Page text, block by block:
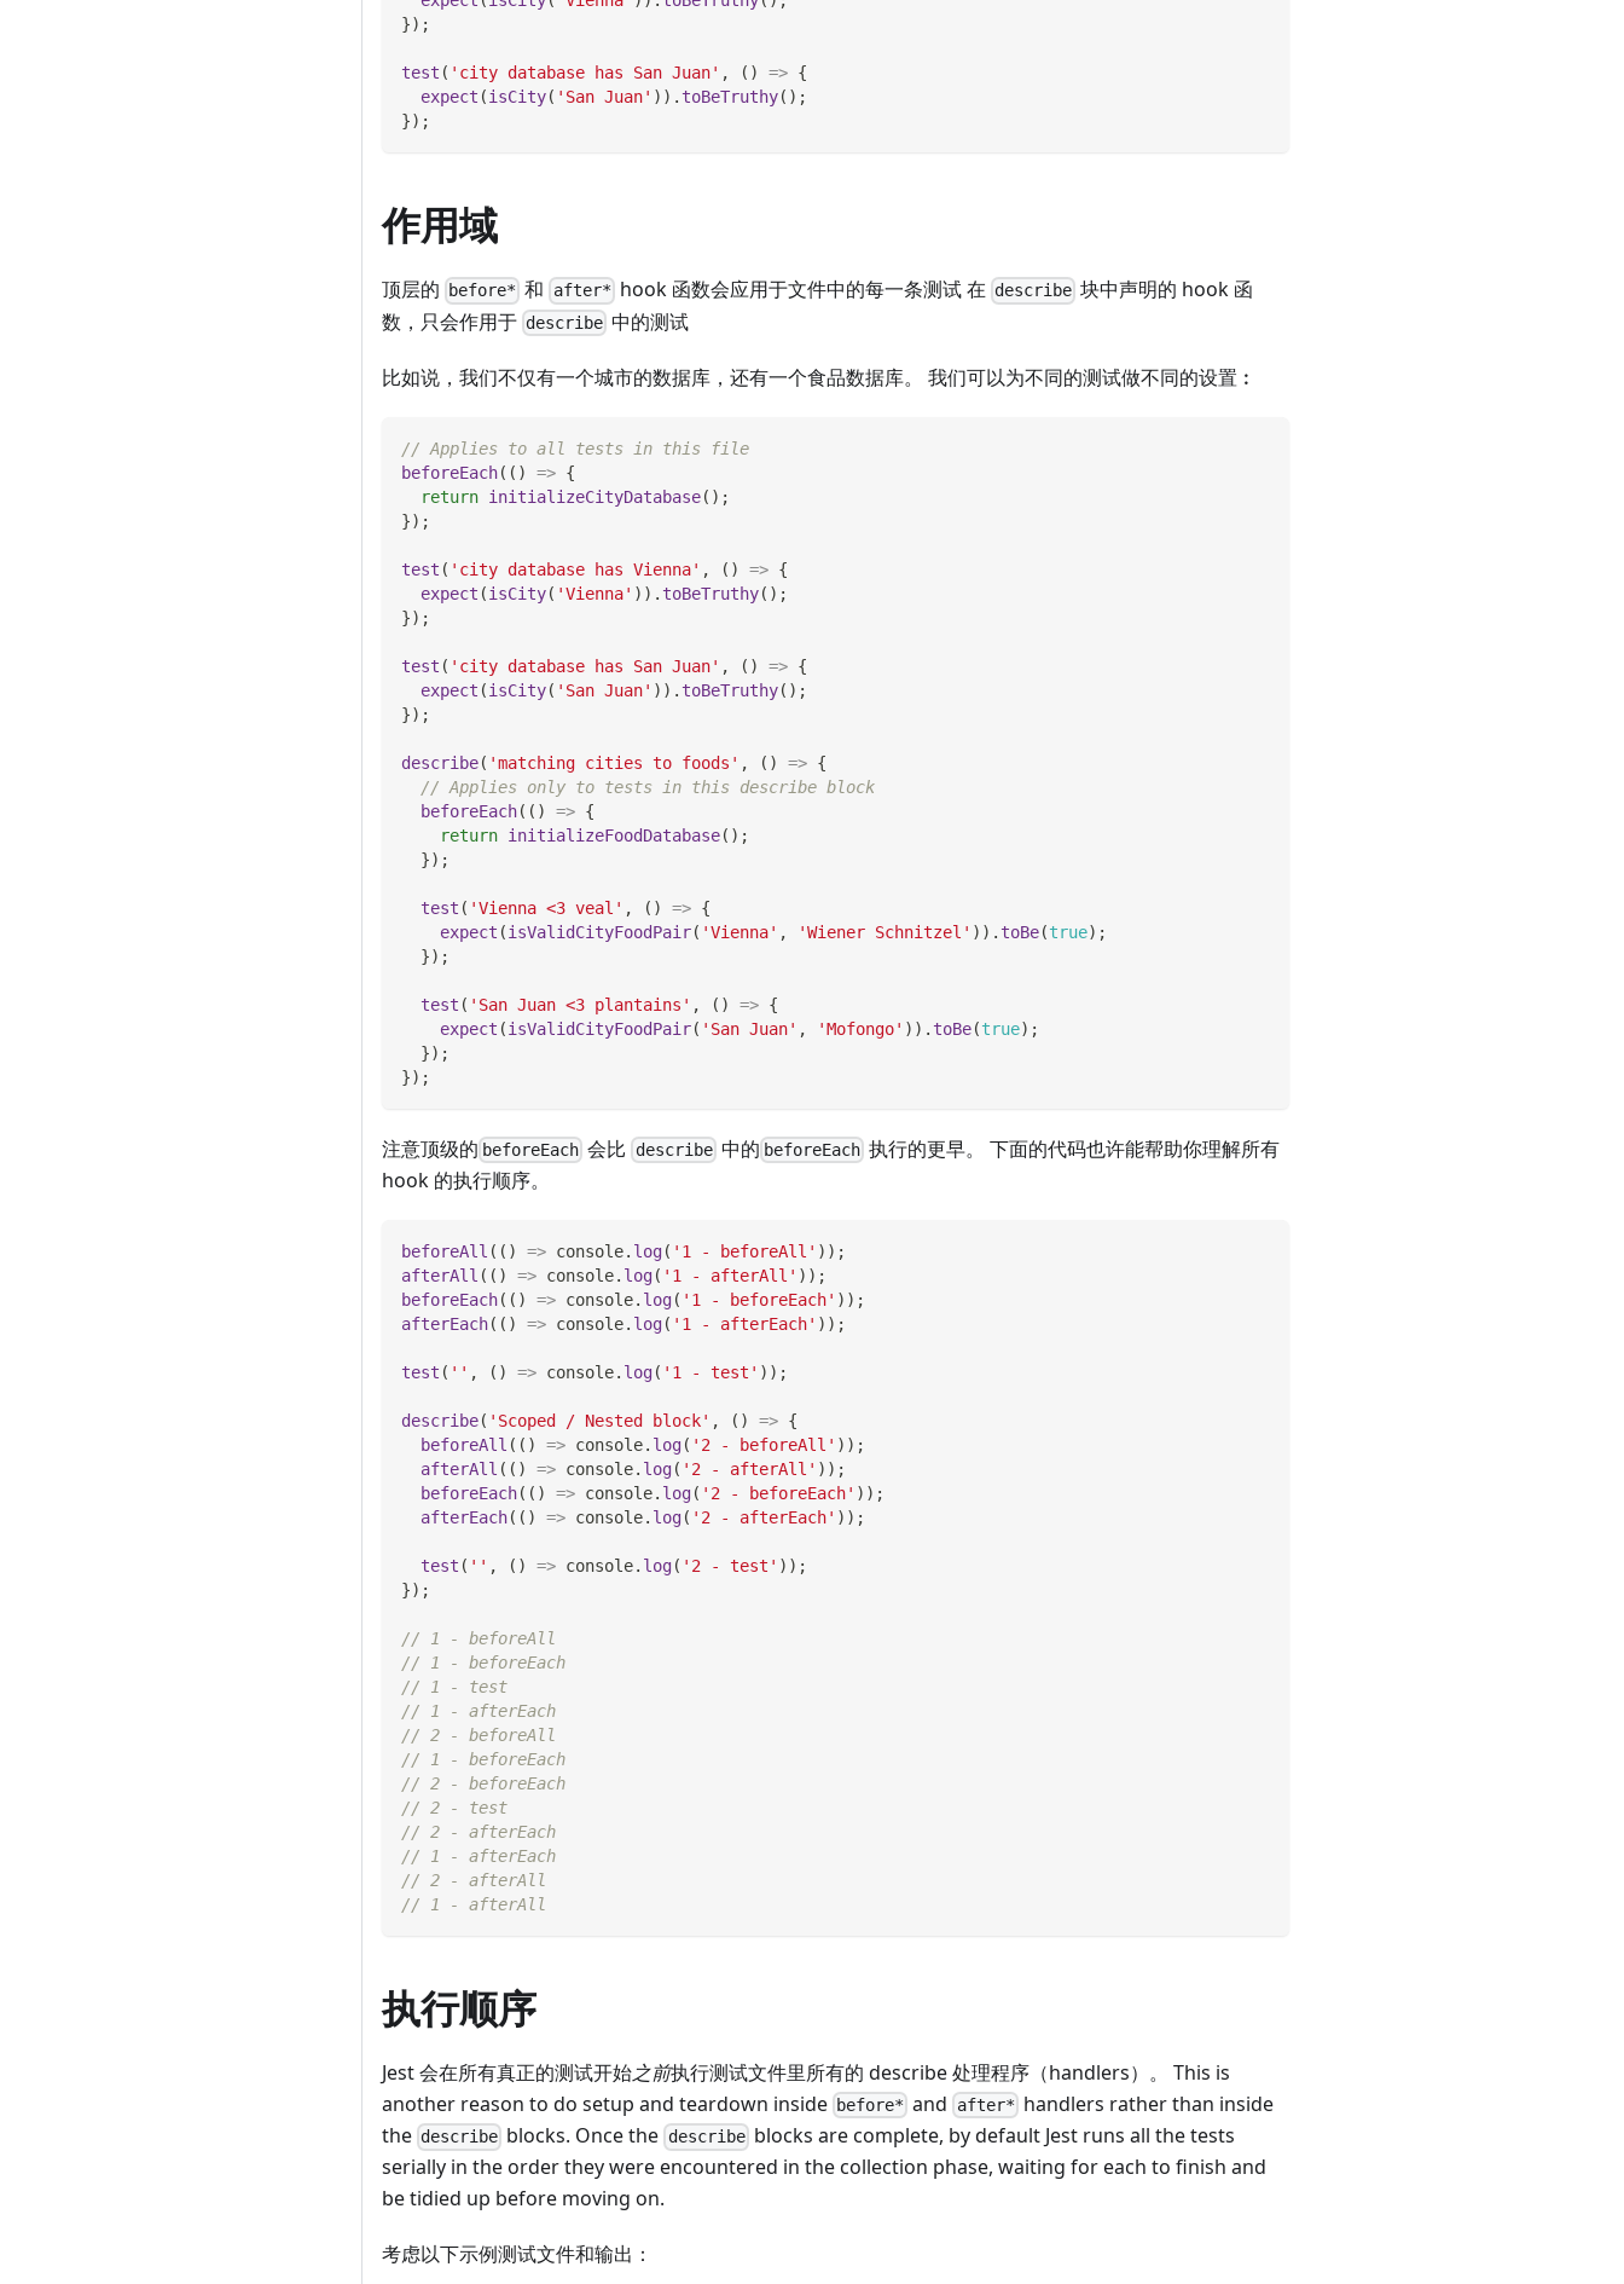
}) ;
test ( 'city database has San Juan' , ( ) => {
expect (isCity( 'San Juan' ) ) . toBeTruthy( ) ;
}) ;
作用域
顶层的 before* 和 after* hook 函数会应用于文件中的每一条测试 在 describe 块中声明的 hook 函
数，只会作用于 describe 中的测试
比如说，我们不仅有一个城市的数据库，还有一个食品数据库。 我们可以为不同的测试做不同的设置︰
// Applies to all tests in this file
beforeEach( ( ) => {
return initializeCityDatabase( ) ;
}) ;
test ( 'city database has Vienna' , ( ) => {
expect (isCity( 'Vienna' ) ) . toBeTruthy( ) ;
}) ;
test ( 'city database has San Juan' , ( ) => {
expect (isCity( 'San Juan' ) ) . toBeTruthy( ) ;
}) ;
describe( 'matching cities to foods' , ( ) => {
// Applies only to tests in this describe block
beforeEach( ( ) => {
return initializeFoodDatabase( ) ;
}) ;
test ( 'Vienna <3 veal' , ( ) => {
expect (isValidCityFoodPair( 'Vienna' , 'Wiener Schnitzel' ) ) . toBe(true) ;
}) ;
test ( 'San Juan <3 plantains' , ( ) => {
expect (isValidCityFoodPair( 'San Juan' , 'Mofongo' ) ) . toBe(true) ;
}) ;
}) ;
注意顶级的 beforeEach 会比 describe中的 beforeEach 执行的更早。 下面的代码也许能帮助你理解所有
hook 的执行顺序。
beforeAll ( ( ) => console. log( '1 - beforeAll' ) ) ;
afterAll ( ( ) => console. log( '1 - afterAll' ) ) ;
beforeEach( ( ) => console. log( '1 - beforeEach' ) ) ;
afterEach( ( ) => console. log( '1 - afterEach' ) ) ;
test ( '' , ( ) => console. log( '1 - test' ) ) ;
describe( 'Scoped / Nested block' , ( ) => {
beforeAll ( ( ) => console. log( '2 - beforeAll' ) ) ;
afterAll ( ( ) => console. log( '2 - afterAll' ) ) ;
beforeEach( ( ) => console. log( '2 - beforeEach' ) ) ;
afterEach( ( ) => console. log( '2 - afterEach' ) ) ;
test ( '' , ( ) => console. log( '2 - test' ) ) ;
}) ;
// 1 - beforeAll
// 1 - beforeEach
// 1 - test
// 1 - afterEach
// 2 - beforeAll
// 1 - beforeEach
// 2 - beforeEach
// 2 - test
// 2 - afterEach
// 1 - afterEach
// 2 - afterAll
// 1 - afterAll
执行顺序
Jest 会在所有真正的测试开始之前执行测试文件里所有的 describe 处理程序（handlers）。 This is
another reason to do setup and teardown inside before* and after* handlers rather than inside
the describe blocks. Once the describeblocks are complete, by default Jest runs all the tests
serially in the order they were encountered in the collection phase, waiting for each to finish and
be tidied up before moving on.
考虑以下示例测试文件和输出：